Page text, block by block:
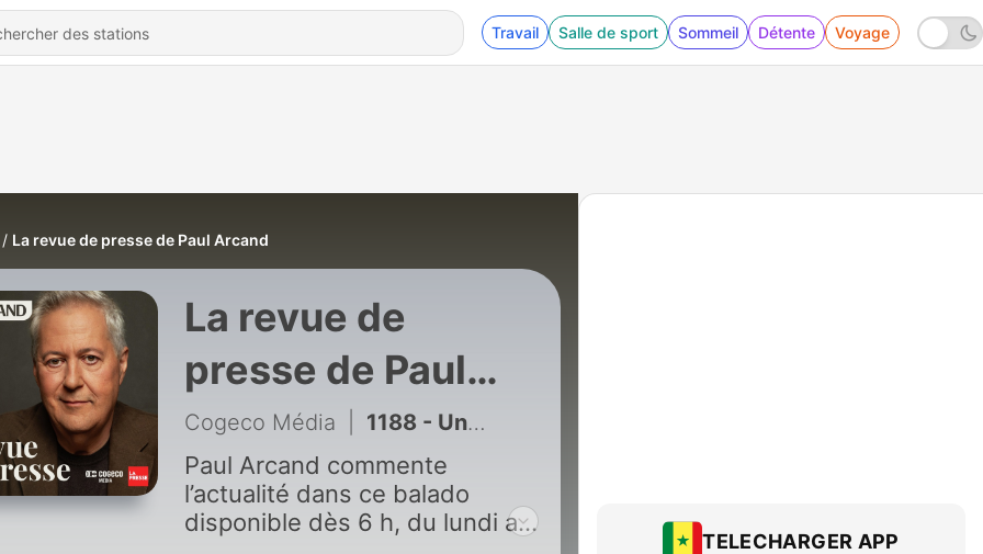
Travail Salle de sport Sommeil Détente Voyage
La revue de presse de Paul Arcand
La revue de
presse de Paul
Arcand
Cogeco Média 1188 - Une femme souffrant d’Alzheimer passe une nuit en prison, le PQ en tête des sondages et Félix Auger-Aliassime abandonne
Paul Arcand commente
l’actualité dans ce balado
disponible dès 6 h, du lundi au
TELECHARGER APP